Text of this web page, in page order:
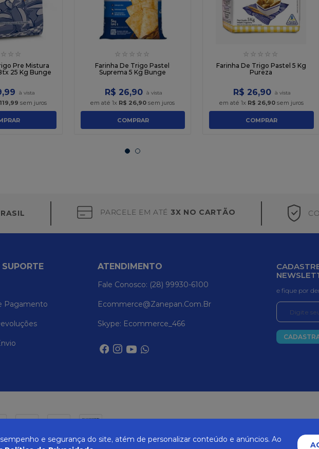
☆ ☆ ☆
Pre Mistura
25 Kg Bunge
,99
119,99 sem juros
☆ ☆ ☆ ☆ ☆
Farinha De Trigo Pastel
Suprema 5 Kg Bunge
R$ 26,90
em até1x R$ 26,90 sem juros
COMPRAR
☆ ☆ ☆ ☆ ☆
Farinha De Trigo Pastel 5 Kg
Pureza
R$ 26,90
em até 1x R$ 26,90sem juros
COMPRAR
PARCELE EM ATÉ 3X NO CARTÃO
Pagamento
ATENDIMENTO
Fale Conosco: (28) 99930-6100
Ecommerce@zanepan.com.br
Skype: Ecommerce_466
e fique por
e segurança do site, atém de personalizar conteúdo e anúncios. Ao